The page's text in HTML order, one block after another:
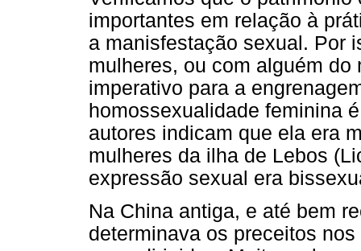
importantes em relação à
a manisfestação sexual. Por
mulheres, ou com alguém
imperativo para a
homossexualidade feminina
autores indicam que ela era
mulheres da ilha de Lebos
expressão sexual era
Na China antiga, e até bem
determinava os preceitos